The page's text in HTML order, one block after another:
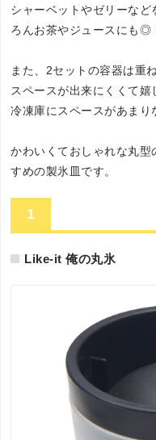
シャーベットやゼリーな
ろんお茶やジュースにも◎
また、2セットの容器は重
スペースが出来にくくて
冷凍庫にスペースがあまり
かわいくておしゃれな丸
すめの製氷皿です。
1
Like-it 俺の丸氷